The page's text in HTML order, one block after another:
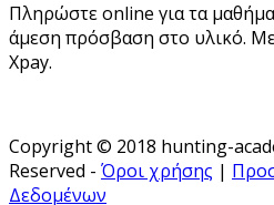
Πληρώστε online για τα
άμεση πρόσβαση στο υλικό.
Xpay.
Copyright © 2018 hunting-
Reserved - Όροι χρήσης |
Δεδομένων